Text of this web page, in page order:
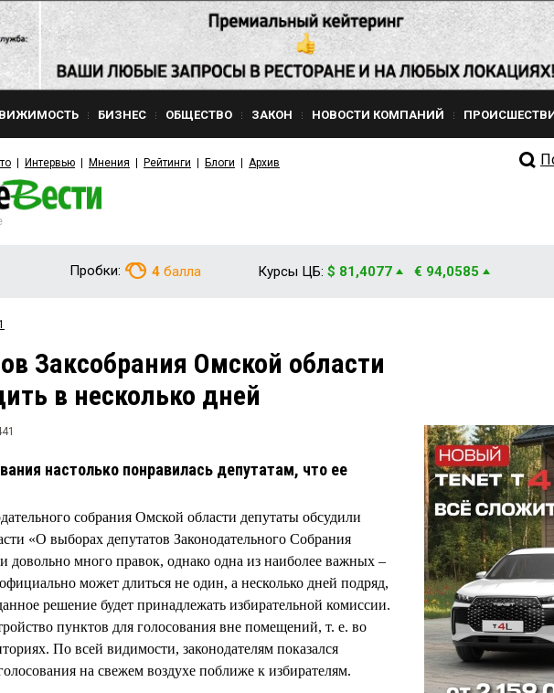
БИЗНЕС ОБЩЕСТВО ЗАКОН НОВОСТИ КОМПАНИЙ
Интервью Мнения Рейтинги Блоги Архив
Пробки: 4 балла Курсы ЦБ: $ 81,4077 € 94,0585
Заксобрания Омской области
в несколько дней
настолько понравилась депутатам, что ее
собрания Омской области депутаты обсудили
«О выборах депутатов Законодательного Собрания
довольно много правок, однако одна из наиболее важных –
может длиться не один, а несколько дней подряд,
решение будет принадлежать избирательной комиссии.
пунктов для голосования вне помещений, т. е. во
По всей видимости, законодателям показался
на свежем воздухе поближе к избирателям.